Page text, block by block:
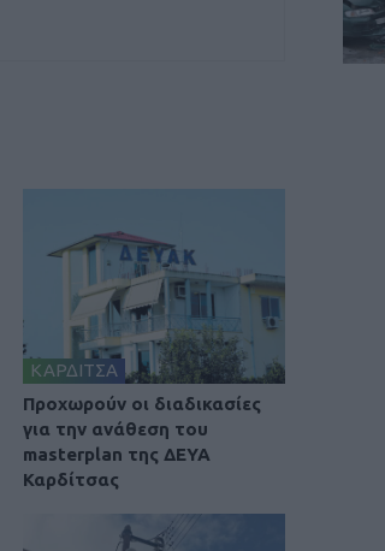
ΚΑΡΔΙΤΣΑ
Προχωρούν οι διαδικασίες
για την ανάθεση του
masterplan της ΔΕΥΑ
Καρδίτσας